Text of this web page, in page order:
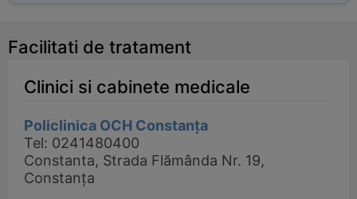
Facilitati de tratament
Clinici si cabinete medicale
Policlinica OCH Constanța
Tel: 0241480400
Constanta, Strada Flămânda Nr. 19,
Constanța